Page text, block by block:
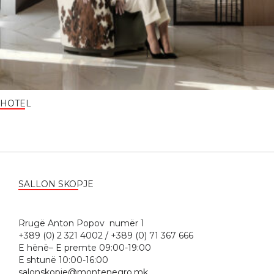
HOTEL
SALLON SKOPJE
Rrugë Anton Popov numër 1
+389 (0) 2 321 4002 / +389 (0) 71 367 666
E hënë– E premte 09:00-19:00
Е shtunë 10:00-16:00